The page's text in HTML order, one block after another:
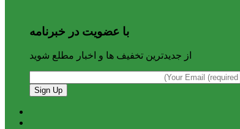
با عضویت در خبرنامه
از جدیدترین تخفیف ها و اخبار مطلع شوید